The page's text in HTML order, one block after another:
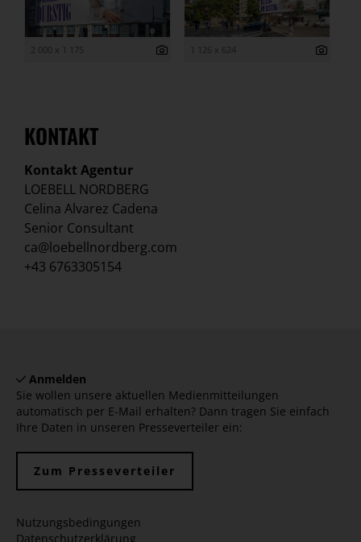
2 000 x 1 175 1 126 x 624
KONTAKT
Kontakt Agentur
LOEBELL NORDBERG
Celina Alvarez Cadena
Senior Consultant
ca@loebellnordberg.com
+43 6763305154
Anmelden
Sie wollen unsere aktuellen Medienmitteilungen
automatisch per E-Mail erhalten? Dann tragen Sie einfach
Ihre Daten in unseren Presseverteiler ein:
Zum Presseverteiler
Nutzungsbedingungen
Datenschutzerklärung